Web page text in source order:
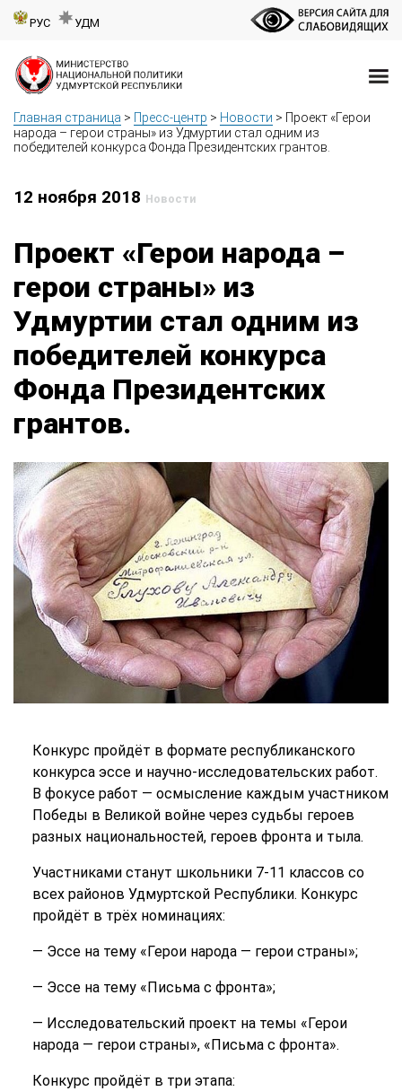
РУС УДМ
Главная страница > Пресс-центр > Новости > Проект «Герои
народа – герои страны» из Удмуртии стал одним из
победителей конкурса Фонда Президентских грантов.
12 ноября 2018 Новости
Проект «Герои народа –
герои страны» из
Удмуртии стал одним из
победителей конкурса
Фонда Президентских
грантов.
Конкурс пройдёт в формате республиканского
конкурса эссе и научно-исследовательских работ.
В фокусе работ — осмысление каждым участником
Победы в Великой войне через судьбы героев
разных национальностей, героев фронта и тыла.
Участниками станут школьники 7-11 классов со
всех районов Удмуртской Республики. Конкурс
пройдёт в трёх номинациях:
— Эссе на тему «Герои народа — герои страны»;
— Эссе на тему «Письма с фронта»;
— Исследовательский проект на темы «Герои
народа — герои страны», «Письма с фронта».
Конкурс пройдёт в три этапа: